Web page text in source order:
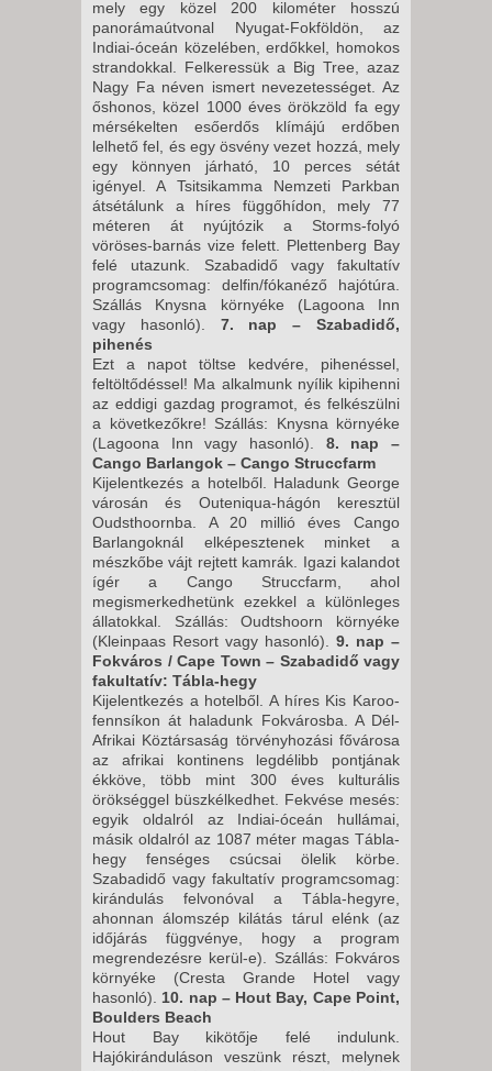
mely egy közel 200 kilométer hosszú
panorámaútvonal Nyugat-Fokföldön, az
Indiai-óceán közelében, erdőkkel, homokos
strandokkal. Felkeressük a Big Tree, azaz
Nagy Fa néven ismert nevezetességet. Az
őshonos, közel 1000 éves örökzöld fa egy
mérsékelten esőerdős klímájú erdőben
lelhető fel, és egy ösvény vezet hozzá, mely
egy könnyen járható, 10 perces sétát
igényel. A Tsitsikamma Nemzeti Parkban
átsétálunk a híres függőhídon, mely 77
méteren át nyújtózik a Storms-folyó
vöröses-barnás vize felett. Plettenberg Bay
felé utazunk. Szabadidő vagy fakultatív
programcsomag: delfin/fókanéző hajótúra.
Szállás Knysna környéke (Lagoona Inn
vagy hasonló). 7. nap – Szabadidő,
pihenés
Ezt a napot töltse kedvére, pihenéssel,
feltöltődéssel! Ma alkalmunk nyílik kipihenni
az eddigi gazdag programot, és felkészülni
a következőkre! Szállás: Knysna környéke
(Lagoona Inn vagy hasonló). 8. nap –
Cango Barlangok – Cango Struccfarm
Kijelentkezés a hotelből. Haladunk George
városán és Outeniqua-hágón keresztül
Oudsthoornba. A 20 millió éves Cango
Barlangoknál elképesztenek minket a
mészkőbe vájt rejtett kamrák. Igazi kalandot
ígér a Cango Struccfarm, ahol
megismerkedhetünk ezekkel a különleges
állatokkal. Szállás: Oudtshoorn környéke
(Kleinpaas Resort vagy hasonló). 9. nap –
Fokváros / Cape Town – Szabadidő vagy
fakultatív: Tábla-hegy
Kijelentkezés a hotelből. A híres Kis Karoo-
fennsíkon át haladunk Fokvárosba. A Dél-
Afrikai Köztársaság törvényhozási fővárosa
az afrikai kontinens legdélibb pontjának
ékköve, több mint 300 éves kulturális
örökséggel büszkélkedhet. Fekvése mesés:
egyik oldalról az Indiai-óceán hullámai,
másik oldalról az 1087 méter magas Tábla-
hegy fenséges csúcsai ölelik körbe.
Szabadidő vagy fakultatív programcsomag:
kirándulás felvonóval a Tábla-hegyre,
ahonnan álomszép kilátás tárul elénk (az
időjárás függvénye, hogy a program
megrendezésre kerül-e). Szállás: Fokváros
környéke (Cresta Grande Hotel vagy
hasonló). 10. nap – Hout Bay, Cape Point,
Boulders Beach
Hout Bay kikötője felé indulunk.
Hajókiránduláson veszünk részt, melynek